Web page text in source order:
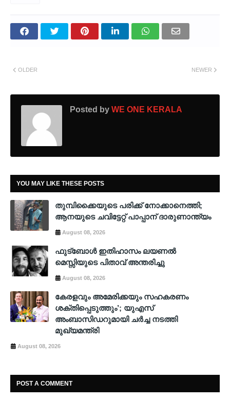
NEWER
OLDER
Posted by WE ONE KERALA
YOU MAY LIKE THESE POSTS
തുമ്പിക്കൈയുടെ പരിക്ക് നോക്കാനെത്തി;
ആനയുടെ ചവിട്ടേറ്റ് പാപ്പാന് ദാരുണാന്ത്യം
August 08, 2026
ഫുട്ബോൾ ഇതിഹാസം ലയണൽ
മെസ്സിയുടെ പിതാവ് അന്തരിച്ചു
August 08, 2026
കേരളവും അമേരിക്കയും സഹകരണം
ശക്തിപ്പെടുത്തും’; യുഎസ്
അംബാസിഡറുമായി ചർച്ച നടത്തി
മുഖ്യമന്ത്രി
August 08, 2026
POST A COMMENT